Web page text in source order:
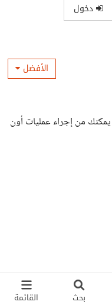
بحث القائمة
دخول
الأفضل
يمكنك من إجراء عمليات أون